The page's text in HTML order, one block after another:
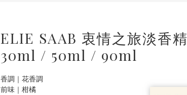
ELIE SAAB 衷情之旅淡香精
30ml / 50ml / 90ml
香調｜花香調
前味｜柑橘